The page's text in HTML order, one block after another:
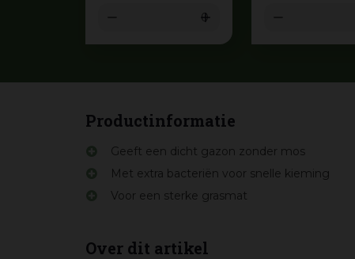
Productinformatie
Geeft een dicht gazon zonder mos
Met extra bacteriën voor snelle kieming
Voor een sterke grasmat
Over dit artikel